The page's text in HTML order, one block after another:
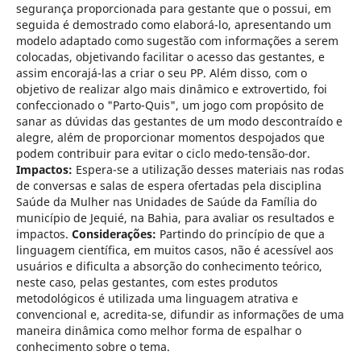
segurança proporcionada para gestante que o possui, em
seguida é demostrado como elaborá-lo, apresentando um
modelo adaptado como sugestão com informações a serem
colocadas, objetivando facilitar o acesso das gestantes, e
assim encorajá-las a criar o seu PP. Além disso, com o
objetivo de realizar algo mais dinâmico e extrovertido, foi
confeccionado o "Parto-Quis", um jogo com propósito de
sanar as dúvidas das gestantes de um modo descontraído e
alegre, além de proporcionar momentos despojados que
podem contribuir para evitar o ciclo medo-tensão-dor.
Impactos: Espera-se a utilização desses materiais nas rodas
de conversas e salas de espera ofertadas pela disciplina
Saúde da Mulher nas Unidades de Saúde da Família do
município de Jequié, na Bahia, para avaliar os resultados e
impactos. Considerações: Partindo do princípio de que a
linguagem científica, em muitos casos, não é acessível aos
usuários e dificulta a absorção do conhecimento teórico,
neste caso, pelas gestantes, com estes produtos
metodológicos é utilizada uma linguagem atrativa e
convencional e, acredita-se, difundir as informações de uma
maneira dinâmica como melhor forma de espalhar o
conhecimento sobre o tema.